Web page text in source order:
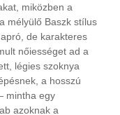
miközben a
mélyülő Baszk stílus
de karakteres
nőiességet ad a
légies szoknya
a hosszú
mintha egy
azoknak a